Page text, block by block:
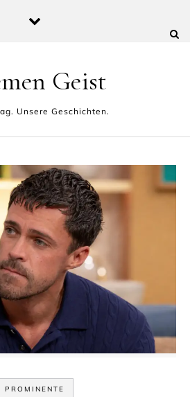
Geist
Unsere Geschichten.
PROMINENTE